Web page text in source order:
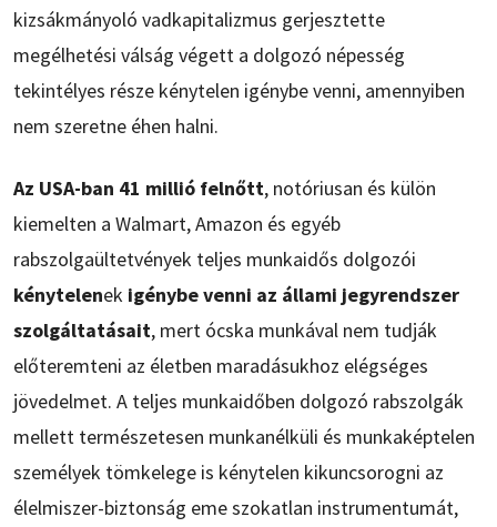
kizsákmányoló vadkapitalizmus gerjesztette
megélhetési válság végett a dolgozó népesség
tekintélyes része kénytelen igénybe venni, amennyiben
nem szeretne éhen halni.
Az USA-ban 41 millió felnőtt, notóriusan és külön
kiemelten a Walmart, Amazon és egyéb
rabszolgaültetvények teljes munkaidős dolgozói
kénytelenek igénybe venni az állami jegyrendszer
szolgáltatásait, mert ócska munkával nem tudják
előteremteni az életben maradásukhoz elégséges
jövedelmet. A teljes munkaidőben dolgozó rabszolgák
mellett természetesen munkanélküli és munkaképtelen
személyek tömkelege is kénytelen kikuncsorogni az
élelmiszer-biztonság eme szokatlan instrumentumát,